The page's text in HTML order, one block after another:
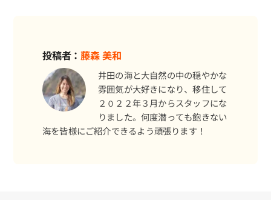
投稿者：藤森 美和
井田の海と大自然の中の穏やかな
雰囲気が大好きになり、移住して
２０２２年３月からスタッフにな
りました。何度潜っても飽きない
海を皆様にご紹介できるよう頑張ります！